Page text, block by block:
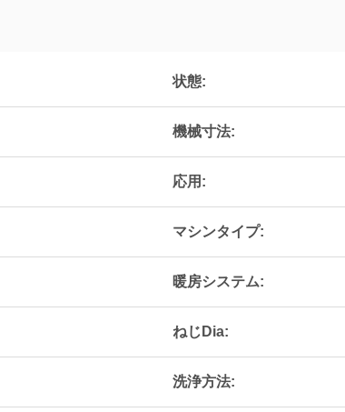
状態:
機械寸法:
応用:
マシンタイプ:
暖房システム:
ねじDia:
洗浄方法: